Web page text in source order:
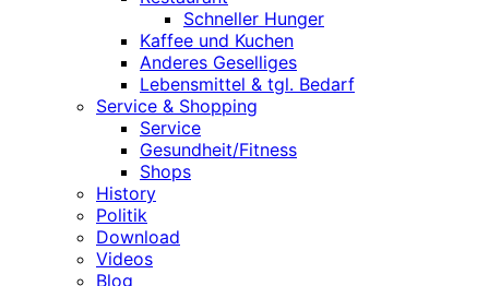
Schneller Hunger
Kaffee und Kuchen
Anderes Geselliges
Lebensmittel & tgl. Bedarf
Service & Shopping
Service
Gesundheit/Fitness
Shops
History
Politik
Download
Videos
Blog